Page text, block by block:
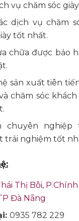
vụ chăm sóc giày.
dịch vụ chăm
tốt nhất.
chữa được bảo
sản xuất tiên
chăm sóc
chuyên nghiệp
trải nghiệm tốt
Thị Bôi,
Đà Nẵng
0935 782 229